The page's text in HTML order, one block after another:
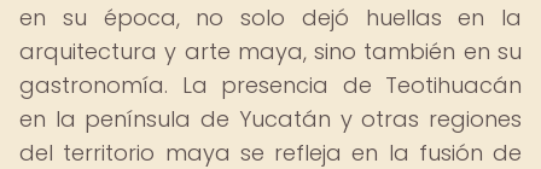
en su época, no solo dejó huellas en la
arquitectura y arte maya, sino también en su
gastronomía. La presencia de Teotihuacán
en la península de Yucatán y otras regiones
del territorio maya se refleja en la fusión de